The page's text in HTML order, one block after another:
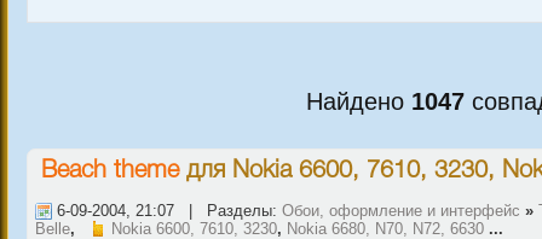
Найдено 1047
Beach themeдля Nokia 6600, 7610, 3230,
6-09-2004, 21:07 | Разделы: Обои, оформление и интерфейс »
Belle, Nokia 6600, 7610, 3230, Nokia 6680, N70, N72, 6630 ...